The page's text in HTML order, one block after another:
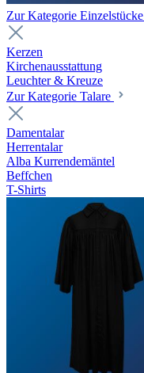
Zur Kategorie Einzelstücke
Kerzen
Kirchenausstattung
Leuchter & Kreuze
Zur Kategorie Talare
Damentalar
Herrentalar
Alba Kurrendemäntel
Beffchen
T-Shirts